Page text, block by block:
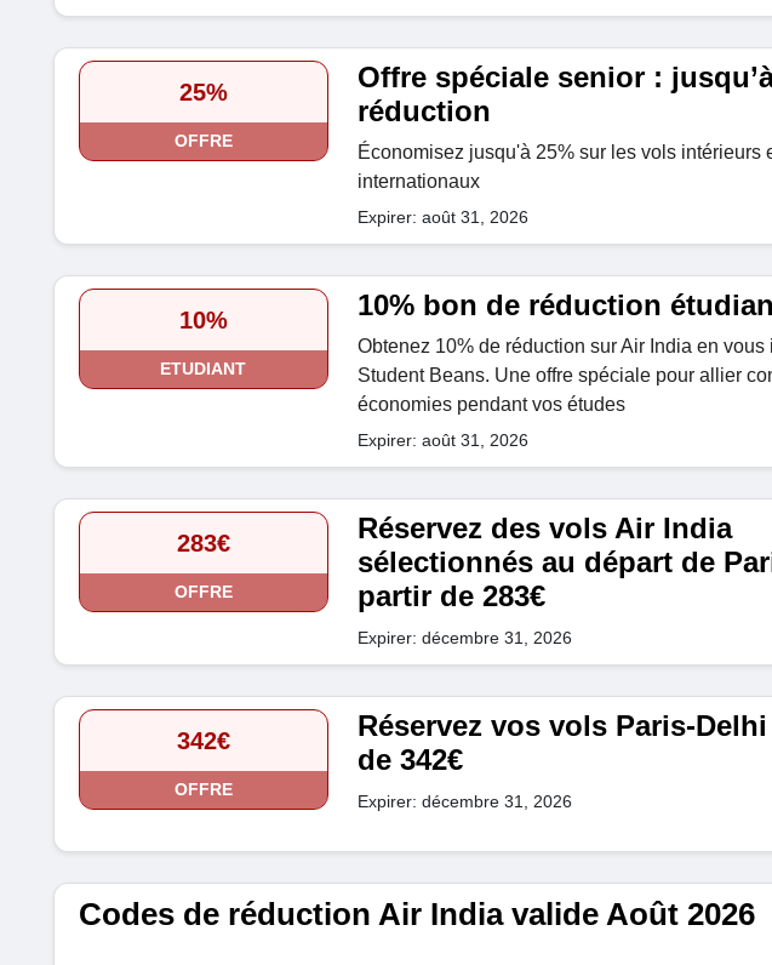
25%
OFFRE
Offre spéciale senior :
réduction
Économisez jusqu'à 25% sur les vols intérieurs
internationaux
Expirer: août 31, 2026
10%
ETUDIANT
10% bon de réduction
Obtenez 10% de réduction sur Air India en vous
Student Beans. Une offre spéciale pour allier
économies pendant vos études
Expirer: août 31, 2026
283€
OFFRE
Réservez des vols Air India
sélectionnés au départ de
partir de 283€
Expirer: décembre 31, 2026
342€
OFFRE
Réservez vos vols Paris-
de 342€
Expirer: décembre 31, 2026
Codes de réduction Air India valide Août 2026